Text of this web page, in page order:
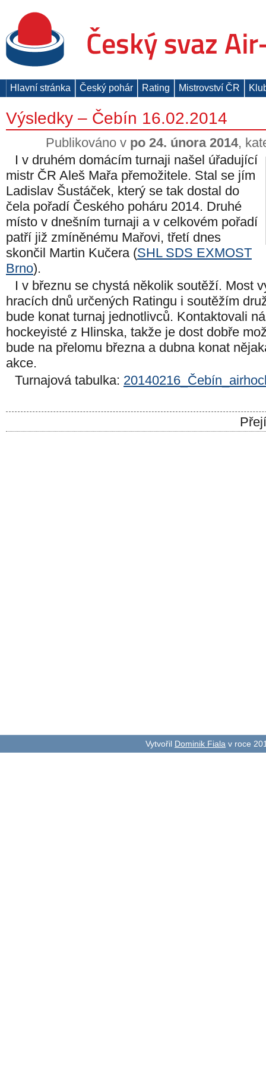
Hlavní stránka Český pohár Rating Mistrovství ČR
Výsledky – Čebín 16.02.2014
Publikováno v po 24. února 2014,
I v druhém domácím turnaji našel úřadující
mistr ČR Aleš Mařa přemožitele. Stal se jím
Ladislav Šustáček, který se tak dostal do
čela pořadí Českého poháru 2014. Druhé
místo v dnešním turnaji a v celkovém pořadí
patří již zmíněnému Mařovi, třetí dnes
skončil Martin Kučera (SHL SDS EXMOST
Brno).
I v březnu se chystá několik soutěží. Most
hracích dnů určených Ratingu i soutěžím
bude konat turnaj jednotlivců. Kontaktovali
hockeyisté z Hlinska, takže je dost dobře
bude na přelomu března a dubna konat
akce.
Turnajová tabulka:
Vytvořil Dominik Fiala v roce